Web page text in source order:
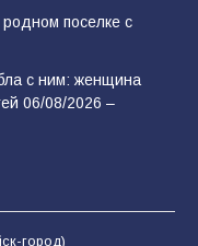
родном поселке с
с ним: женщина
06/08/2026 –
город)